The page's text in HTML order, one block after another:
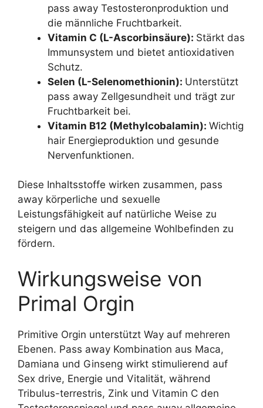
pass away Testosteronproduktion und
die männliche Fruchtbarkeit.
Vitamin C (L-Ascorbinsäure): Stärkt das
Immunsystem und bietet antioxidativen
Schutz.
Selen (L-Selenomethionin): Unterstützt
pass away Zellgesundheit und trägt zur
Fruchtbarkeit bei.
Vitamin B12 (Methylcobalamin): Wichtig
hair Energieproduktion und gesunde
Nervenfunktionen.
Diese Inhaltsstoffe wirken zusammen, pass
away körperliche und sexuelle
Leistungsfähigkeit auf natürliche Weise zu
steigern und das allgemeine Wohlbefinden zu
fördern.
Wirkungsweise von
Primal Orgin
Primitive Orgin unterstützt Way auf mehreren
Ebenen. Pass away Kombination aus Maca,
Damiana und Ginseng wirkt stimulierend auf
Sex drive, Energie und Vitalität, während
Tribulus-terrestris, Zink und Vitamin C den